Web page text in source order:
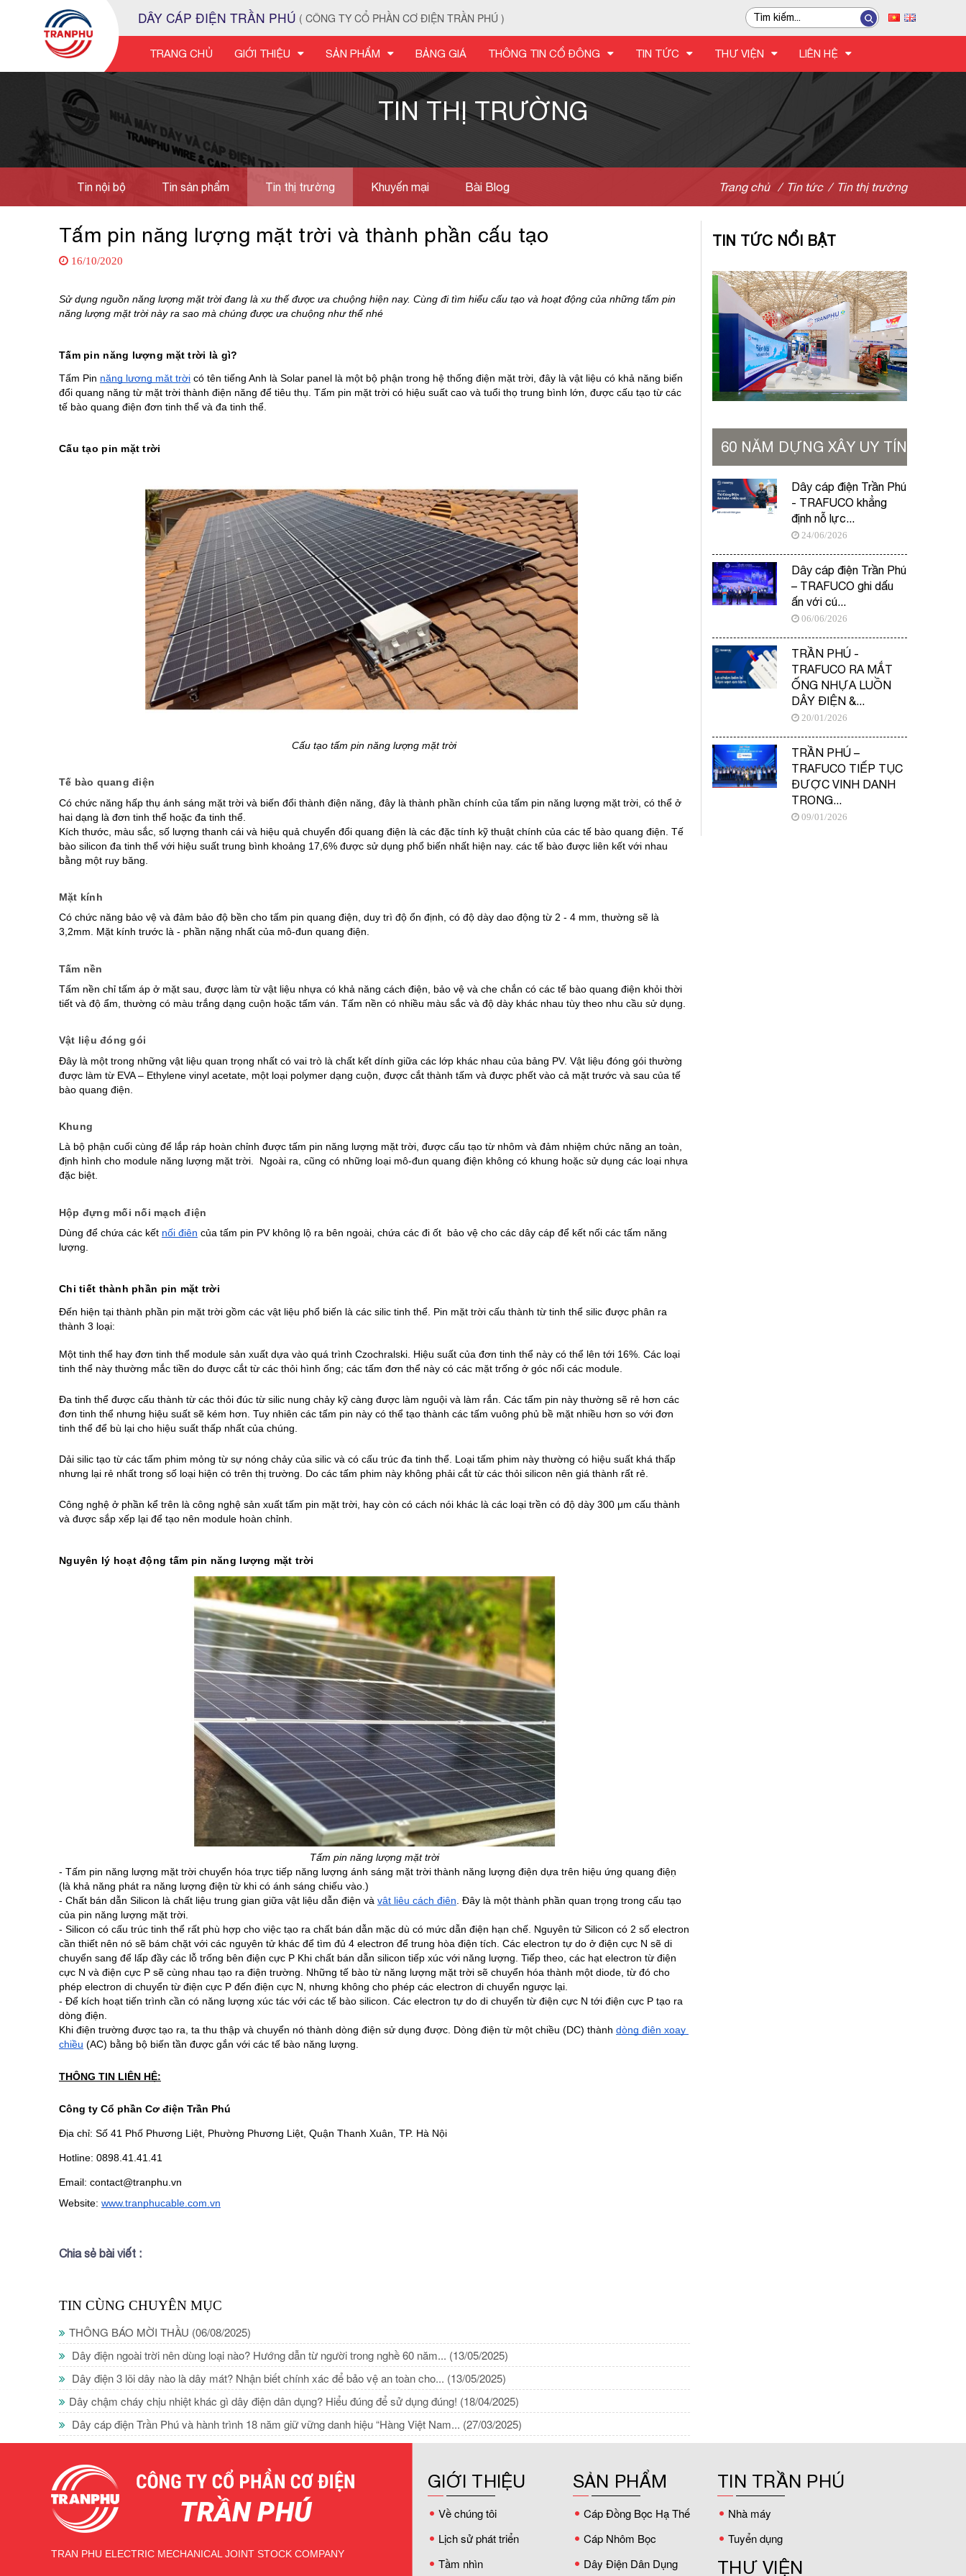
DÂY CÁP ĐIỆN TRẦN PHÚ ( CÔNG TY CỔ PHẦN CƠ ĐIỆN TRẦN PHÚ )
TRANG CHỦ GIỚI THIỆU SẢN PHẨM BẢNG GIÁ THÔNG TIN CỔ ĐÔNG TIN TỨC THƯ VIỆN LIÊN HỆ
TIN THỊ TRƯỜNG
Tin nội bộ Tin sản phẩm Tin thị trường Khuyến mại Bài Blog
Tuyển dụng
Trang chủ / Tin tức / Tin thị trường
Tấm pin năng lượng mặt trời và thành phần cấu tạo
16/10/2020
Sử dụng nguồn năng lượng mặt trời đang là xu thế được ưa chuộng hiện nay. Cùng đi tìm hiểu cấu tạo và hoạt động của những tấm pin
năng lượng mặt trời này ra sao mà chúng được ưa chuộng như thế nhé
Tấm pin năng lượng mặt trời là gì?
Tấm Pin năng lượng mặt trời có tên tiếng Anh là Solar panel là một bộ phận trong hệ thống điện mặt trời, đây là vật liệu có khả năng biến
đổi quang năng từ mặt trời thành điện năng để tiêu thụ. Tấm pin mặt trời có hiệu suất cao và tuổi thọ trung bình lớn, được cấu tạo từ các
tế bào quang điện đơn tinh thể và đa tinh thể.
Cấu tạo pin mặt trời
Cấu tạo tấm pin năng lượng mặt trời
Tế bào quang điện
Có chức năng hấp thụ ánh sáng mặt trời và biến đổi thành điện năng, đây là thành phần chính của tấm pin năng lượng mặt trời, có thể ở
hai dạng là đơn tinh thể hoặc đa tinh thể.
Kích thước, màu sắc, số lượng thanh cái và hiệu quả chuyển đổi quang điện là các đặc tính kỹ thuật chính của các tế bào quang điện. Tế
bào silicon đa tinh thể với hiệu suất trung bình khoảng 17,6% được sử dụng phổ biến nhất hiện nay. các tế bào được liên kết với nhau
bằng một ruy băng.
Mặt kính
Có chức năng bảo vệ và đảm bảo độ bền cho tấm pin quang điện, duy trì độ ổn định, có độ dày dao động từ 2 - 4 mm, thường sẽ là
3,2mm. Mặt kính trước là - phần nặng nhất của mô-đun quang điện.
Tấm nền
Tấm nền chỉ tấm áp ở mặt sau, được làm từ vật liệu nhựa có khả năng cách điện, bảo vệ và che chắn có các tế bào quang điện khỏi thời
tiết và độ ẩm, thường có màu trắng dạng cuộn hoặc tấm ván. Tấm nền có nhiều màu sắc và độ dày khác nhau tùy theo nhu cầu sử dụng.
Vật liệu đóng gói
Đây là một trong những vật liệu quan trọng nhất có vai trò là chất kết dính giữa các lớp khác nhau của bảng PV. Vật liệu đóng gói thường
được làm từ EVA – Ethylene vinyl acetate, một loại polymer dạng cuộn, được cắt thành tấm và được phết vào cả mặt trước và sau của tế
bào quang điện.
Khung
Là bộ phận cuối cùng để lắp ráp hoàn chỉnh được tấm pin năng lượng mặt trời, được cấu tạo từ nhôm và đảm nhiệm chức năng an toàn,
định hình cho module năng lượng mặt trời.  Ngoài ra, cũng có những loại mô-đun quang điện không có khung hoặc sử dụng các loại nhựa
đặc biệt.
Hộp đựng mối nối mạch điện
Dùng để chứa các kết nối điện của tấm pin PV không lộ ra bên ngoài, chứa các đi ốt  bảo vệ cho các dây cáp để kết nối các tấm năng
lượng.
Chi tiết thành phần pin mặt trời
Đến hiện tại thành phần pin mặt trời gồm các vật liệu phổ biến là các silic tinh thể. Pin mặt trời cấu thành từ tinh thể silic được phân ra
thành 3 loại:
Một tinh thể hay đơn tinh thể module sản xuất dựa vào quá trình Czochralski. Hiệu suất của đơn tinh thể này có thể lên tới 16%. Các loại
tinh thể này thường mắc tiền do được cắt từ các thỏi hình ống; các tấm đơn thể này có các mặt trống ở góc nối các module.
Đa tinh thể được cấu thành từ các thỏi đúc từ silic nung chảy kỹ càng được làm nguội và làm rắn. Các tấm pin này thường sẽ rẻ hơn các
đơn tinh thể nhưng hiệu suất sẽ kém hơn. Tuy nhiên các tấm pin này có thể tạo thành các tấm vuông phủ bề mặt nhiều hơn so với đơn
tinh thể để bù lại cho hiệu suất thấp nhất của chúng.
Dải silic tạo từ các tấm phim mỏng từ sự nóng chảy của silic và có cấu trúc đa tinh thể. Loại tấm phim này thường có hiệu suất khá thấp
nhưng lại rẻ nhất trong số loại hiện có trên thị trường. Do các tấm phim này không phải cắt từ các thỏi silicon nên giá thành rất rẻ.
Công nghệ ở phần kể trên là công nghệ sản xuất tấm pin mặt trời , hay còn có cách nói khác là các loại trền có độ dày 300 μm cấu thành
và được sắp xếp lại để tạo nên module hoàn chỉnh.
Nguyên lý hoạt động tấm pin năng lượng mặt trời
Tấm pin năng lượng mặt trời
- Tấm pin năng lượng mặt trời chuyển hóa trực tiếp năng lượng ánh sáng mặt trời thành năng lượng điện dựa trên hiệu ứng quang điệṇ
(là khả năng phát ra năng lượng điện từ khi có ánh sáng chiếu vào.)
- Chất bán dẫn Silicon là chất liệu trung gian giữa vật liệu dẫn điện và vật liệu cách điện . Đây là một thành phần quan trọng trong cấu tạo
của pin năng lượng mặt trời.
- Silicon có cấu trúc tinh thể rất phù hợp cho việc tạo ra chất bán dẫn mặc dù có mức dẫn điện hạn chế. Nguyên tử Silicon có 2 số electron
cần thiết nên nó sẽ bám chặt với các nguyên tử khác để tìm đủ 4 electron để trung hòa điện tích. Các electron tự do ở điện cực N sẽ di
chuyển sang để lấp đầy các lỗ trống bên điện cực P Khi chất bán dẫn silicon tiếp xúc với năng lượng. Tiếp theo, các hạt electron từ điện
cực N và điện cực P sẽ cùng nhau tạo ra điện trường. Những tế bào từ năng lượng mặt trời sẽ chuyển hóa thành một diode, từ đó cho
phép electron di chuyển từ điện cực P đến điện cực N, nhưng không cho phép các electron di chuyển ngược lại.
- Để kích hoạt tiến trình cần có năng lượng xúc tác với các tế bào silicon. Các electron tự do di chuyển từ điện cực N tới điện cực P tạo ra
dòng điện.
Khi điện trường được tạo ra, ta thu thập và chuyển nó thành dòng điện sử dụng được. Dòng điện từ một chiều (DC) thành dòng điện xoay
chiều (AC) bằng bộ biến tần được gắn với các tế bào năng lượng.
THÔNG TIN LIÊN HỆ:
Công ty Cổ phần Cơ điện Trần Phú
Địa chỉ: Số 41 Phố Phương Liệt, Phường Phương Liệt, Quận Thanh Xuân, TP. Hà Nội
Hotline: 0898.41.41.41
Email: contact@tranphu.vn
Website: www.tranphucable.com.vn
Chia sẻ bài viết :
TIN CÙNG CHUYÊN MỤC
THÔNG BÁO MỜI THẦU (06/08/2025)
Dây điện ngoài trời nên dùng loại nào? Hướng dẫn từ người trong nghề 60 năm... (13/05/2025)
Dây điện 3 lõi dây nào là dây mát? Nhận biết chính xác để bảo vệ an toàn cho... (13/05/2025)
Dây chậm cháy chịu nhiệt khác gì dây điện dân dụng? Hiểu đúng để sử dụng đúng! (18/04/2025)
Dây cáp điện Trần Phú và hành trình 18 năm giữ vững danh hiệu “Hàng Việt Nam... (27/03/2025)
TIN TỨC NỔI BẬT
60 NĂM DỰNG XÂY UY TÍN
VỮNG BỀNDây cáp điện Trần Phú
- TRAFUCO khẳng
định nỗ lực...
24/06/2026
Dây cáp điện Trần Phú
– TRAFUCO ghi dấu
ấn với cú...
06/06/2026
TRẦN PHÚ -
TRAFUCO RA MẮT
ỐNG NHỰA LUỒN
DÂY ĐIỆN &...
20/01/2026
TRẦN PHÚ –
TRAFUCO TIẾP TỤC
ĐƯỢC VINH DANH
TRONG...
09/01/2026
TRAN PHU ELECTRIC MECHANICAL JOINT STOCK COMPANY
GIỚI THIỆU
Về chúng tôi
Lịch sử phát triển
Tầm nhìn
SẢN PHẨM
Cáp Đồng Bọc Hạ Thế
Cáp Nhôm Bọc
Dây Điện Dân Dụng
TIN TRẦN PHÚ
Nhà máy
Tuyển dụng
THƯ VIỆN